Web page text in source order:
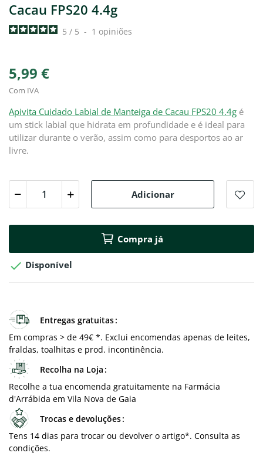
Cacau FPS20 4.4g
5 / 5 - 1 opiniões
5,99 €
Com IVA
Apivita Cuidado Labial de Manteiga de Cacau FPS20 4.4g é
um stick labial que hidrata em profundidade e é ideal para
utilizar durante o verão, assim como para desportos ao ar
livre.
Adicionar
Compra já
 Disponível
Entregas gratuitas
Em compras > de 49€ *. Exclui encomendas apenas de leites,
fraldas, toalhitas e prod. incontinência.
Recolha na Loja
Recolhe a tua encomenda gratuitamente na Farmácia
d'Arrábida em Vila Nova de Gaia
Trocas e devoluções
Tens 14 dias para trocar ou devolver o artigo*. Consulta as
condições.